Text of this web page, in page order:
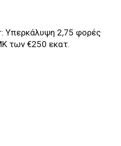
Υπερκάλυψη 2,75 φορές
των €250 εκατ.